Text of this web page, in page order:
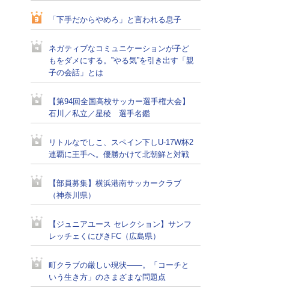
「下手だからやめろ」と言われる息子
ネガティブなコミュニケーションが子ど
もをダメにする。”やる気”を引き出す「親
子の会話」とは
【第94回全国高校サッカー選手権大会】
石川／私立／星稜 選手名鑑
リトルなでしこ、スペイン下しU-17W杯2
連覇に王手へ。優勝かけて北朝鮮と対戦
【部員募集】横浜港南サッカークラブ
（神奈川県）
【ジュニアユース セレクション】サンフ
レッチェくにびきFC（広島県）
町クラブの厳しい現状――。「コーチと
いう生き方」のさまざまな問題点